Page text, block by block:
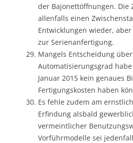
der Bajonettöffnungen. Die
allenfalls einen
Entwicklungen wieder,
zur Serienanfertigung.
Mangels Entscheidung
Automatisierungsgrad
Januar 2015 kein genaues
Fertigungskosten haben
Es fehle zudem am
Erfindung alsbald
vermeintlicher
Vorführmodelle sei